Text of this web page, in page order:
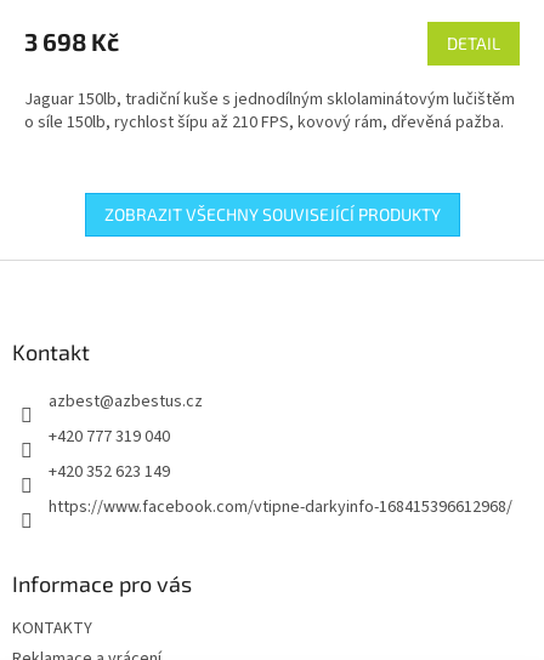
3 698 Kč DETAIL
Jaguar 150lb, tradiční kuše s jednodílným sklolaminátovým lučištěm
o síle 150lb, rychlost šípu až 210 FPS, kovový rám, dřevěná pažba.
ZOBRAZIT VŠECHNY SOUVISEJÍCÍ PRODUKTY
Kontakt
azbest@azbestus.cz
+420 777 319 040
+420 352 623 149
https://www.facebook.com/vtipne-darkyinfo-168415396612968/
Informace pro vás
KONTAKTY